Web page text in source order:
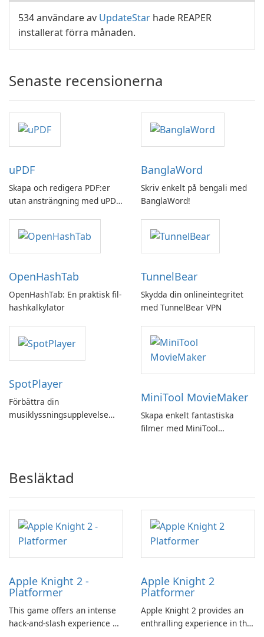
534 användare av UpdateStar hade REAPER
installerat förra månaden.
Senaste recensionerna
uPDF
Skapa och redigera PDF:er
utan ansträngning med uPDF
BanglaWord
Skriv enkelt på bengali med
BanglaWord!
OpenHashTab
OpenHashTab: En praktisk fil-
hashkalkylator
TunnelBear
Skydda din onlineintegritet
med TunnelBear VPN
SpotPlayer
Förbättra din
musiklyssningsupplevelse
MiniTool MovieMaker
Skapa enkelt fantastiska
filmer med MiniTool
Besläktad
Apple Knight 2 -
Platformer
This game offers an intense
hack-and-slash experience as
Apple Knight 2
Platformer
Apple Knight 2 provides an
enthralling experience in the